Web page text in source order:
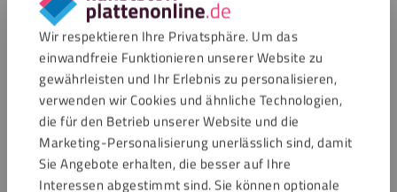
Wir respektieren Ihre Privatsphäre. Um das
einwandfreie Funktionieren unserer Website zu
gewährleisten und Ihr Erlebnis zu personalisieren,
verwenden wir Cookies und ähnliche Technologien,
die für den Betrieb unserer Website und die
Marketing-Personalisierung unerlässlich sind, damit
Sie Angebote erhalten, die besser auf Ihre
Interessen abgestimmt sind. Sie können optionale
mit Alupanel entwickelt, bei denen ein starkes, elastisches
und sauberes Finish erforderlich ist. Dieser Fassadenplatten-
Klebstoff eignet sich sowohl für Außenfassaden als auch für
Innenanwendungen.
Geeignet für Alupanel-Fassadenpaneele,
Fassadenkassetten, Ladenfronten und Showroom-
Fassaden.
Anwendbar bei Wandverkleidungen, Trennwänden,